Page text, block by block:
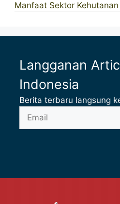
Manfaat Sektor Kehutanan
Langganan
Indonesia
Berita terbaru langsung